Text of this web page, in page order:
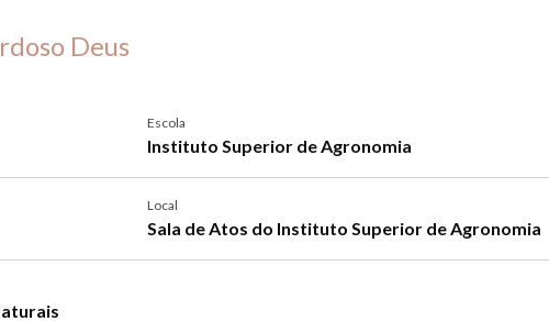
Deus
Escola
Instituto Superior de Agronomia
Local
Sala de Atos do Instituto Superior de Agronomia